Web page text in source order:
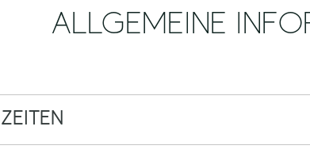
ALLGEMEINE